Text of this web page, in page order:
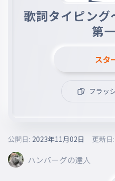
歌詞タイピン
第
スタ
フラッ
ハンバーグの達人
公開日: 2023年11月02日 更新日: